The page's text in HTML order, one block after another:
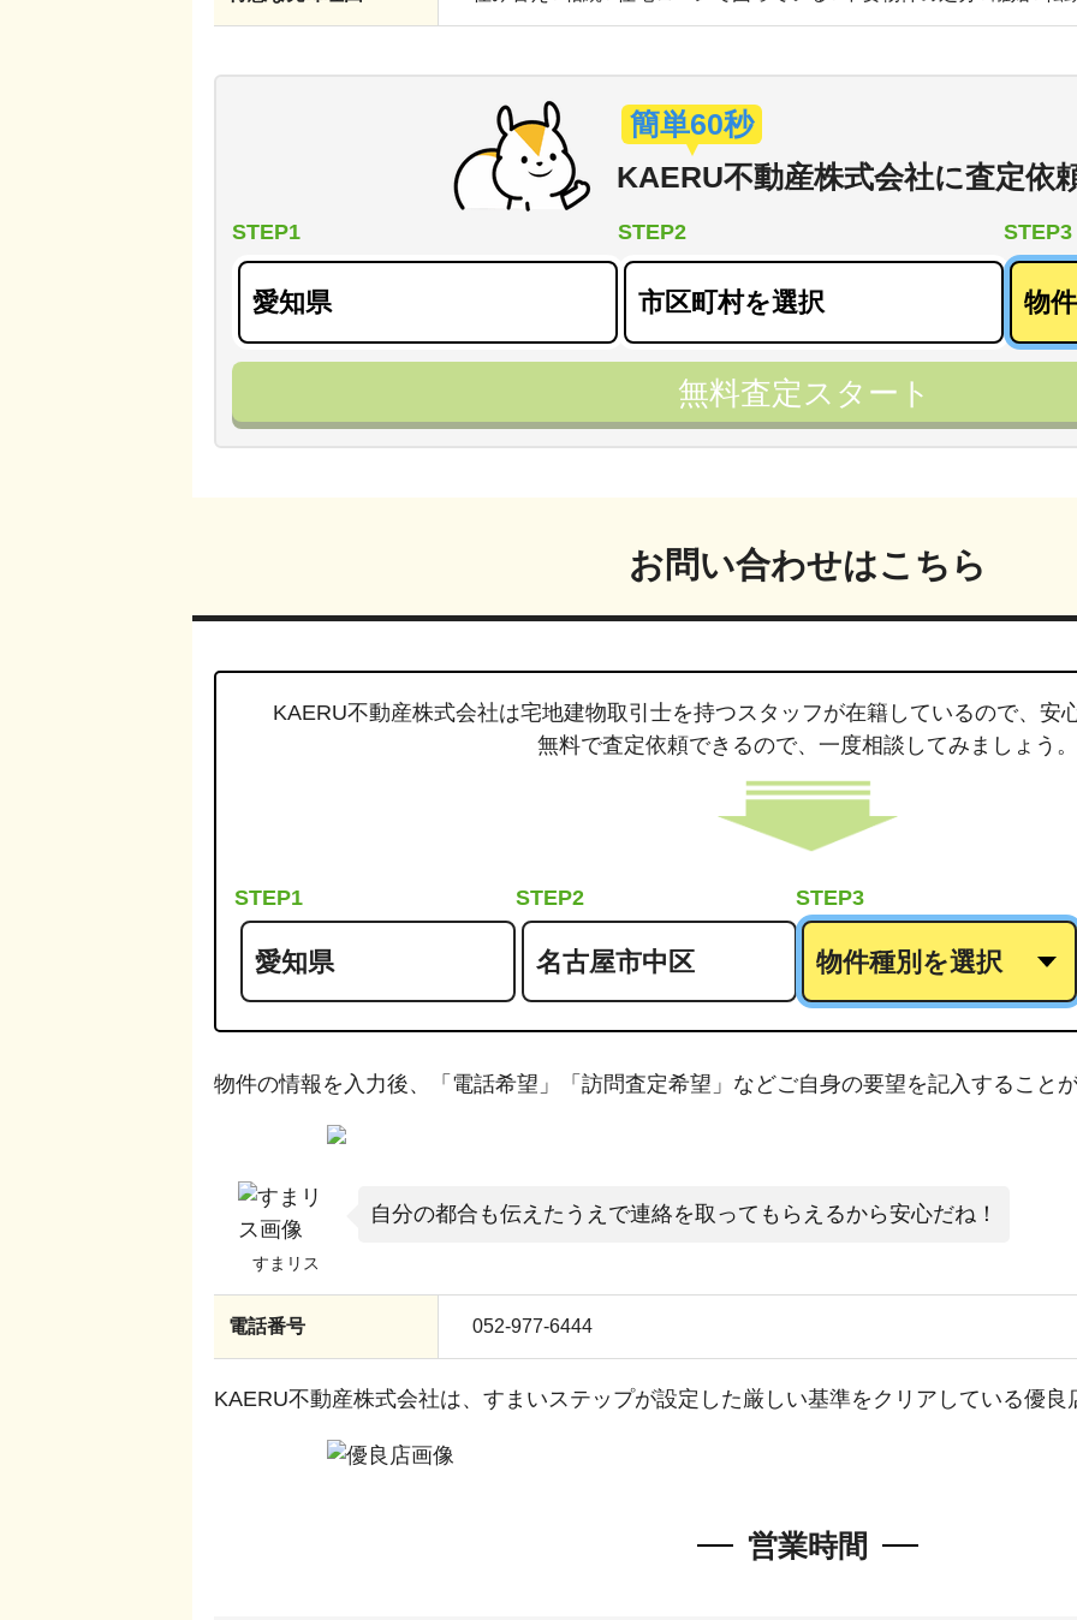
簡単60秒
KAERU不動産株式会社に査定依
STEP1 STEP2 STEP3
無料査定スタート
お問い合わせはこちら
KAERU不動産株式会社は宅地建物取引士を持つスタッフが在籍しているので、安
無料で査定依頼できるので、 一度相談してみましょう。
STEP1 STEP2 STEP3
物件の情報を入力後、「電話希望」「訪問査定希望」などご自身の要望を記入すること
自分の都合も伝えたうえで連絡を取ってもらえるから安心だね！
電話番号 052-977-6444
KAERU不動産株式会社は、すまいステップが設定した厳しい基準をクリアしている優良
営業時間